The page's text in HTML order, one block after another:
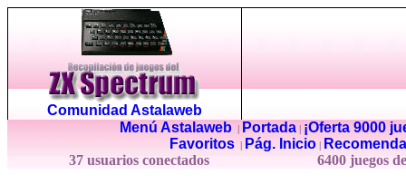
Comunidad Astalaweb
Menú Astalaweb| Portada|
¡Oferta 9000
Favoritos
Pág. Inicio
37 usuarios conectados
6400 juegos